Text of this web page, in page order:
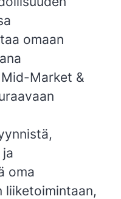
omaan
Market &
oma
liiketoimintaan,